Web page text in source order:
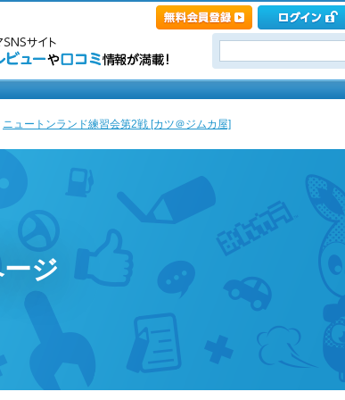
ニュートンランド練習会第2戦 [カツ＠ジムカ屋]
ジ